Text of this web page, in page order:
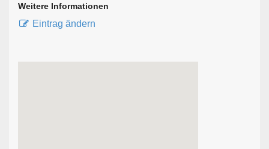
Weitere Informationen
Eintrag ändern